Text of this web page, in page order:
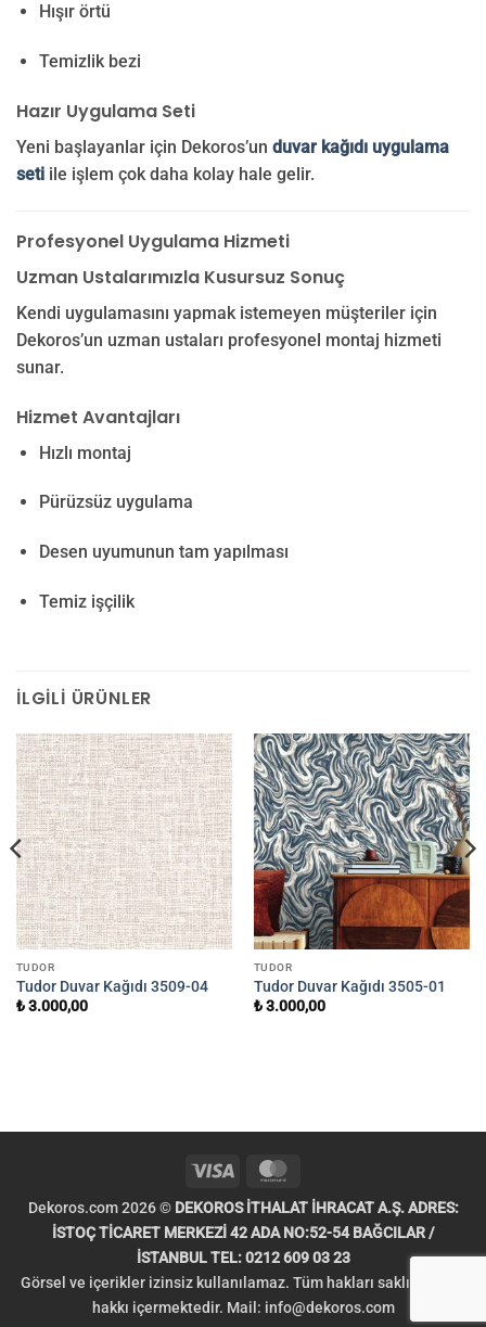
Hışır örtü
Temizlik bezi
Hazır Uygulama Seti
Yeni başlayanlar için Dekoros’un duvar kağıdı uygulama
seti ile işlem çok daha kolay hale gelir.
Profesyonel Uygulama Hizmeti
Uzman Ustalarımızla Kusursuz Sonuç
Kendi uygulamasını yapmak istemeyen müşteriler için
Dekoros’un uzman ustaları profesyonel montaj hizmeti
sunar.
Hizmet Avantajları
Hızlı montaj
Pürüzsüz uygulama
Desen uyumunun tam yapılması
Temiz işçilik
İLGILI ÜRÜNLER
TUDOR
Tudor Duvar Kağıdı 3509-04
₺3.000,00
TUDOR
Tudor Duvar Kağıdı 3505-01
₺3.000,00
Visa
Dekoros.com 2026 © DEKOROS İTHALAT İHRACAT A.Ş. ADRES:
İSTOÇ TİCARET MERKEZİ 42 ADA NO:52-54 BAĞCILAR /
İSTANBUL TEL: 0212 609 03 23
Görsel ve içerikler izinsiz kullanılamaz. Tüm hakları saklıdır. Telif
hakkı içermektedir. Mail: info@dekoros.com